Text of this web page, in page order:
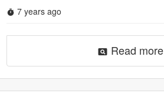
timer 7 years ago
pageview Read more